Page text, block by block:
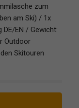
zum
am Ski) / 1x
DE/EN / Gewicht:
Outdoor
Skitouren